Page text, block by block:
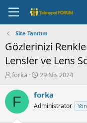
Site Tanıtım
Gözlerinizi
Lensler ve Lens
K
n
b
u
forka
B
ş
l
a
29 Nis 2024
F forka
Administrator